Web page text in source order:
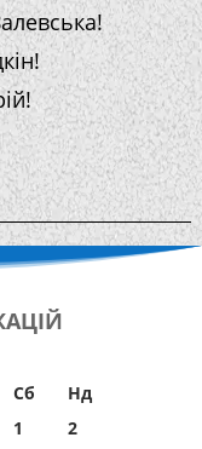
Сб
Нд
1
2